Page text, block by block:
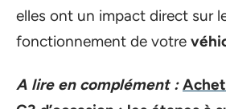
elles ont un impact direct sur
fonctionnement de votre
A lire en complément :